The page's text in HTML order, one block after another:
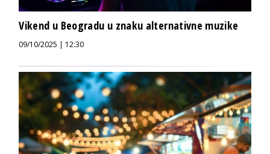
Vikend u Beogradu u znaku alternativne muzike
09/10/2025 | 12:30